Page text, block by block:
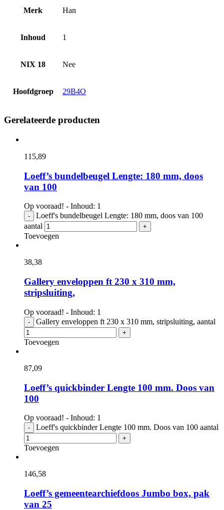
Merk Han
Inhoud 1
NIX 18 Nee
Hoofdgroep 29B4O
Gerelateerde producten
115,89
Loeff’s bundelbeugel Lengte: 180 mm, doos
van 100
Op vooraad! - Inhoud: 1
-
Loeff's bundelbeugel Lengte: 180 mm, doos van 100
aantal
+
Toevoegen
38,38
Gallery enveloppen ft 230 x 310 mm,
stripsluiting,
Op vooraad! - Inhoud: 1
- Gallery enveloppen ft 230 x 310 mm, stripsluiting, aantal
+
Toevoegen
87,09
Loeff’s quickbinder Lengte 100 mm. Doos van
100
Op vooraad! - Inhoud: 1
- Loeff's quickbinder Lengte 100 mm. Doos van 100 aantal
+
Toevoegen
146,58
Loeff’s gemeentearchiefdoos Jumbo box, pak
van 25